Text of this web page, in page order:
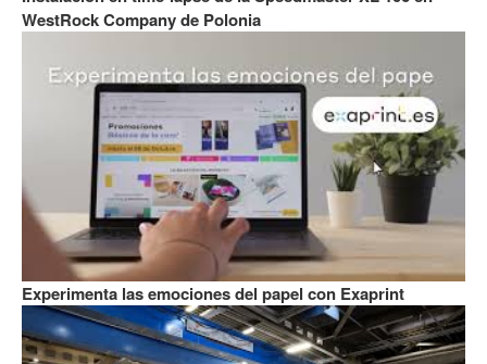
WestRock Company de Polonia
Experimenta las emociones del papel con Exaprint